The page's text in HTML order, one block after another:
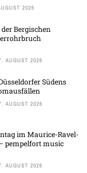
2026
Bergischen
AUGUST 2026
Südens
AUGUST 2026
im Maurice-Ravel-
pempelfort music
AUGUST 2026